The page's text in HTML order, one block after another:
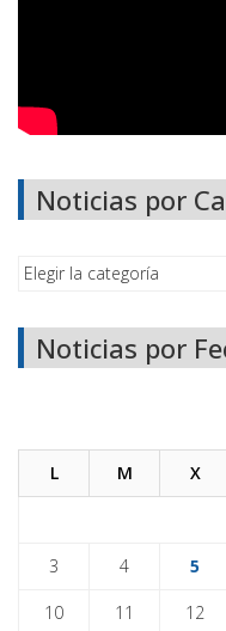
Noticias por
Noticias por
L M X
3 4 5
10 11 12